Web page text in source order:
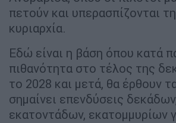
πετούν και υπερασπίζονται
κυριαρχία.
Εδώ είναι η βάση όπου κατά
πιθανότητα στο τέλος της
το 2028 και μετά, θα έρθουν
σημαίνει επενδύσεις
εκατοντάδων, εκατομμυρίων